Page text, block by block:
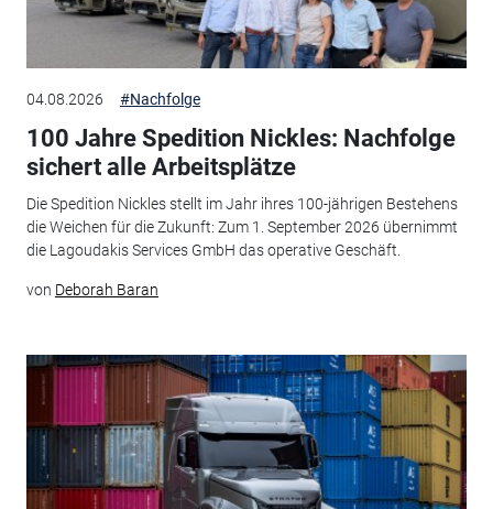
04.08.2026 #Nachfolge
100 Jahre Spedition Nickles: Nachfolge
sichert alle Arbeitsplätze
Die Spedition Nickles stellt im Jahr ihres 100-jährigen Bestehens
die Weichen für die Zukunft: Zum 1. September 2026 übernimmt
die Lagoudakis Services GmbH das operative Geschäft.
von Deborah Baran